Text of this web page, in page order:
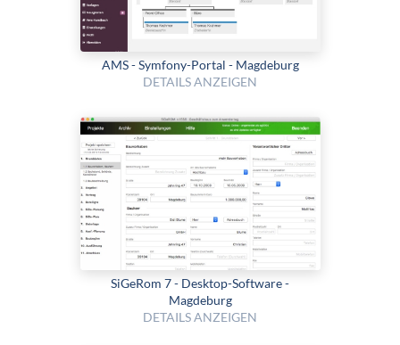
AMS - Symfony-Portal - Magdeburg
DETAILS ANZEIGEN
SiGeRom 7 - Desktop-Software -
Magdeburg
DETAILS ANZEIGEN